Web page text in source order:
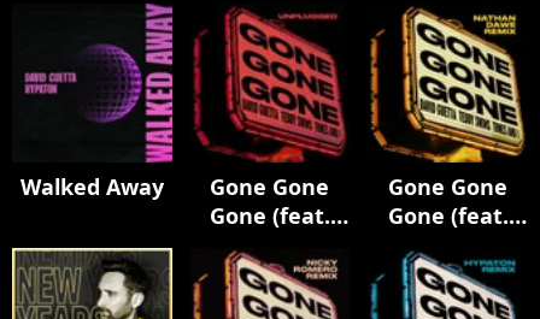
Walked Away
Gone Gone
Gone (feat.
Teddy Swims)
[Unplugged]
Gone Gone
Gone (feat.
Teddy Swims)
[Nathan Dawe
Remix]